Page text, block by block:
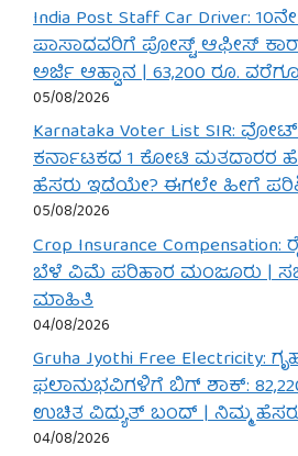
India Post Staff Car Driver:
ಪಾಸಾದವರಿಗೆ ಪೋಸ್ಟ್ ಆಫೀಸ್ ಕಾರ್
ಅರ್ಜಿ ಆಹ್ವಾನ | 63,200 ರೂ.
05/08/2026
Karnataka Voter List SIR:
ಕರ್ನಾಟಕದ 1 ಕೋಟಿ ಮತದಾರರ
ಹೆಸರು ಇದೆಯೇ? ಈಗಲೇ ಹೀಗೆ
05/08/2026
Crop Insurance
ಬೆಳೆ ವಿಮೆ ಪರಿಹಾರ ಮಂಜೂರು |
ಮಾಹಿತಿ
04/08/2026
Gruha Jyothi Free Electricity:
ಫಲಾನುಭವಿಗಳಿಗೆ ಬಿಗ್ ಶಾಕ್:
ಉಚಿತ ವಿದ್ಯುತ್ ಬಂದ್ | ನಿಮ್ಮ
04/08/2026